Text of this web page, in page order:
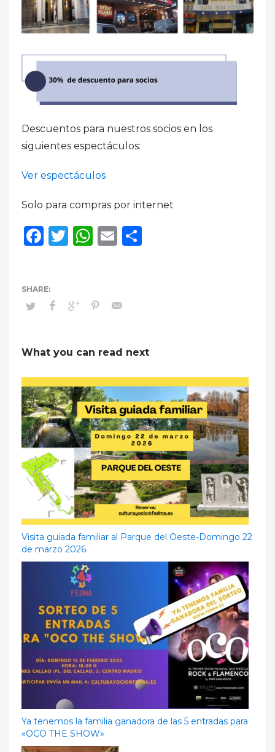
Descuentos para nuestros socios en los
siguientes espectáculos:
Ver espectáculos
Solo para compras por internet
Facebook
Twitter
WhatsApp
Email
What you can read next
Visita guiada familiar al Parque del Oeste-Domingo 22
de marzo 2026
Ya tenemos la familia ganadora de las 5 entradas para
«OCO THE SHOW»